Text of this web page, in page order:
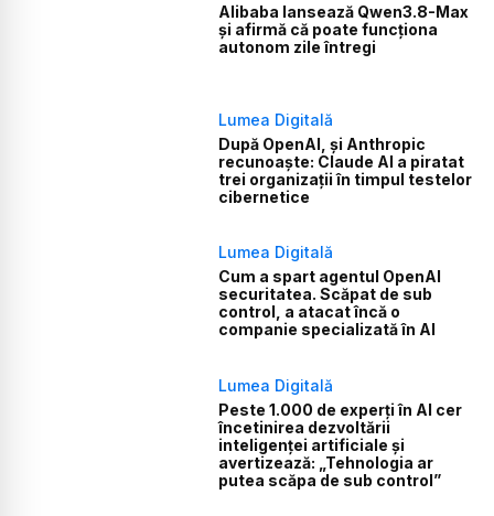
Alibaba lansează Qwen3.8-Max
și afirmă că poate funcționa
autonom zile întregi
Lumea Digitală
După OpenAI, și Anthropic
recunoaște: Claude AI a piratat
trei organizații în timpul testelor
cibernetice
Lumea Digitală
Cum a spart agentul OpenAI
securitatea. Scăpat de sub
control, a atacat încă o
companie specializată în AI
Lumea Digitală
Peste 1.000 de experți în AI cer
încetinirea dezvoltării
inteligenței artificiale și
avertizează: „Tehnologia ar
putea scăpa de sub control”